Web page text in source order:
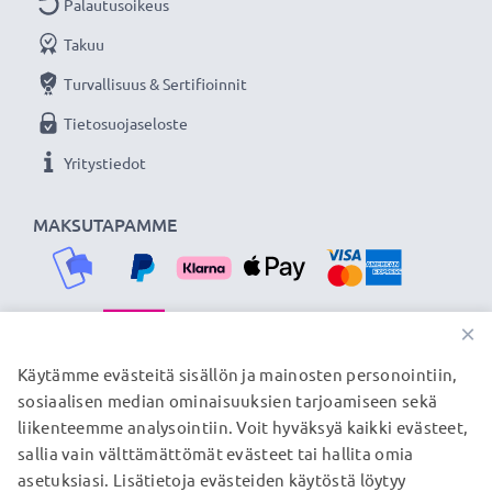
Kaapelimateriaali
Liitinmateriaali
Väri: Musta
Ihanteellinen lataus- ja synkronointijohto - subtel USB-
kaapelilla voit ladata tai siirtää tärkeimmät tiedostosi
3 vuoden takuu★
Olemme vuonna 2004 perustettu kansainvälinen
MAKSUTAPAMME
Palautusoikeus
Takuu
Turvallisuus & Sertifioinnit
Tietosuojaseloste
Yritystiedot
TOIMITUSKUMPPANIMME
© subtel.fi 2026
Kaikki hinnat sisältävät arvonlisäveron, mutta ei
×
Käytämme evästeitä sisällön ja mainosten personointiin,
sosiaalisen median ominaisuuksien tarjoamiseen sekä
liikenteemme analysointiin. Voit hyväksyä kaikki evästeet,
sallia vain välttämättömät evästeet tai hallita omia
asetuksiasi. Lisätietoja evästeiden käytöstä löytyy